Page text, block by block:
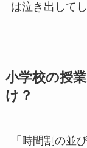
は泣き出して
小学校の授
け？
「時間割の並び